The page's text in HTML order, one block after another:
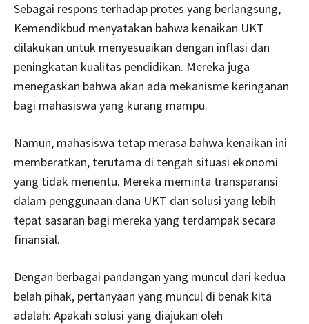
Sebagai respons terhadap protes yang berlangsung,
Kemendikbud menyatakan bahwa kenaikan UKT
dilakukan untuk menyesuaikan dengan inflasi dan
peningkatan kualitas pendidikan. Mereka juga
menegaskan bahwa akan ada mekanisme keringanan
bagi mahasiswa yang kurang mampu.
Namun, mahasiswa tetap merasa bahwa kenaikan ini
memberatkan, terutama di tengah situasi ekonomi
yang tidak menentu. Mereka meminta transparansi
dalam penggunaan dana UKT dan solusi yang lebih
tepat sasaran bagi mereka yang terdampak secara
finansial.
Dengan berbagai pandangan yang muncul dari kedua
belah pihak, pertanyaan yang muncul di benak kita
adalah: Apakah solusi yang diajukan oleh